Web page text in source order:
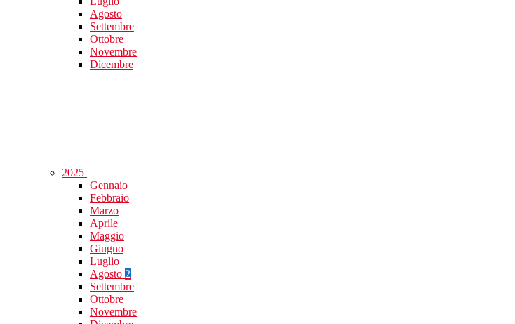
Agosto
Settembre
Ottobre
Novembre
Dicembre
2025
Gennaio
Febbraio
Marzo
Aprile
Maggio
Giugno
Luglio
Agosto 2
Settembre
Ottobre
Novembre